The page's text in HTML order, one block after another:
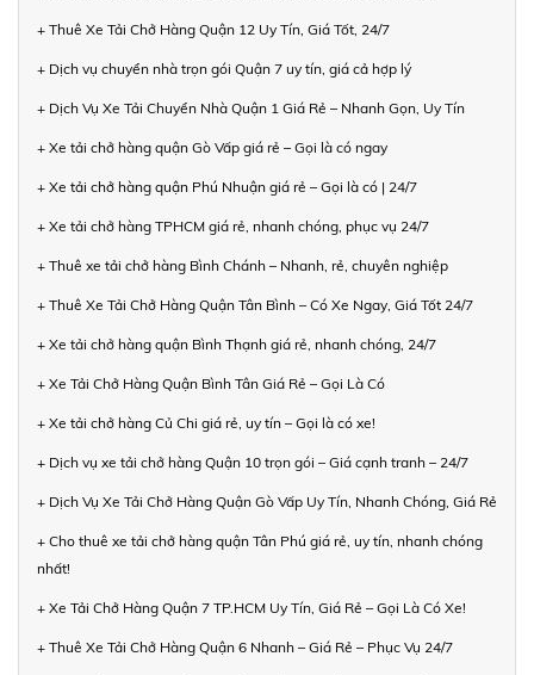
+ Thuê Xe Tải Chở Hàng Quận 12 Uy Tín, Giá Tốt, 24/7
+ Dịch vụ chuyển nhà trọn gói Quận 7 uy tín, giá cả hợp lý
+ Dịch Vụ Xe Tải Chuyển Nhà Quận 1 Giá Rẻ – Nhanh Gọn, Uy Tín
+ Xe tải chở hàng quận Gò Vấp giá rẻ – Gọi là có ngay
+ Xe tải chở hàng quận Phú Nhuận giá rẻ – Gọi là có | 24/7
+ Xe tải chở hàng TPHCM giá rẻ, nhanh chóng, phục vụ 24/7
+ Thuê xe tải chở hàng Bình Chánh – Nhanh, rẻ, chuyên nghiệp
+ Thuê Xe Tải Chở Hàng Quận Tân Bình – Có Xe Ngay, Giá Tốt 24/7
+ Xe tải chở hàng quận Bình Thạnh giá rẻ, nhanh chóng, 24/7
+ Xe Tải Chở Hàng Quận Bình Tân Giá Rẻ – Gọi Là Có
+ Xe tải chở hàng Củ Chi giá rẻ, uy tín – Gọi là có xe!
+ Dịch vụ xe tải chở hàng Quận 10 trọn gói – Giá cạnh tranh – 24/7
+ Dịch Vụ Xe Tải Chở Hàng Quận Gò Vấp Uy Tín, Nhanh Chóng, Giá Rẻ
+ Cho thuê xe tải chở hàng quận Tân Phú giá rẻ, uy tín, nhanh chóng
nhất!
+ Xe Tải Chở Hàng Quận 7 TP.HCM Uy Tín, Giá Rẻ – Gọi Là Có Xe!
+ Thuê Xe Tải Chở Hàng Quận 6 Nhanh – Giá Rẻ – Phục Vụ 24/7